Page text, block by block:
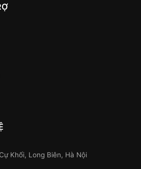
Khối, Long Biên, Hà Nội